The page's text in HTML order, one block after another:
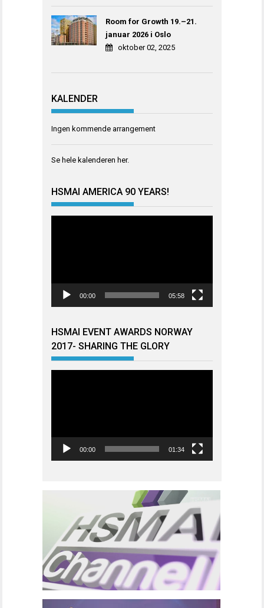
Room for Growth 19.–21.
januar 2026 i Oslo
oktober 02, 2025
KALENDER
Ingen kommende arrangement
Se hele kalenderen her.
HSMAI AMERICA 90 YEARS!
00:00 05:58
HSMAI EVENT AWARDS NORWAY
2017- SHARING THE GLORY
00:00 01:34